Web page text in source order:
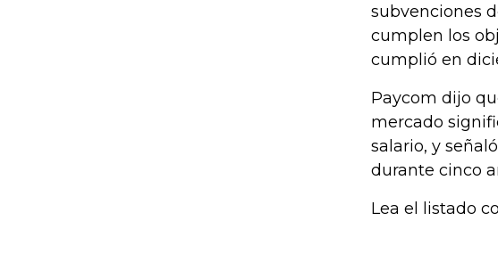
subvenciones
cumplen los
cumplió en
Paycom dijo
mercado
salario, y
durante cinco
Lea el listado